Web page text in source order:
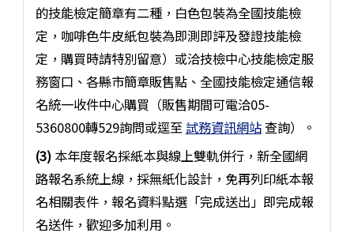
的技能檢定簡章有二種，白色包裝為全國技能檢
定，咖啡色牛皮紙包裝為即測即評及發證技能檢
定，購買時請特別留意）或洽技檢中心技能檢定服
務窗口、各縣市簡章販售點、全國技能檢定通信報
名統一收件中心購買（販售期間可電洽05-
5360800轉529詢問或逕至 試務資訊網站查詢）。
(3)本年度報名採紙本與線上雙軌併行，新全國網
路報名系統上線，採無紙化設計，免再列印紙本報
名相關表件，報名資料點選「完成送出」即完成報
名送件，歡迎多加利用。